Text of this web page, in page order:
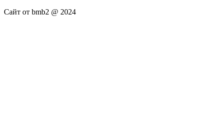
Сайт от bmb2 @ 2024